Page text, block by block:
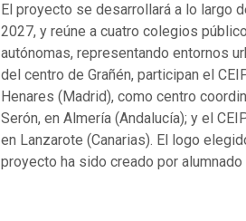
El proyecto se desarrollará a lo largo
2027, y reúne a cuatro colegios
autónomas, representando entornos
del centro de Grañén, participan el
Henares (Madrid), como centro
Serón, en Almería (Andalucía); y el
en Lanzarote (Canarias). El logo
proyecto ha sido creado por